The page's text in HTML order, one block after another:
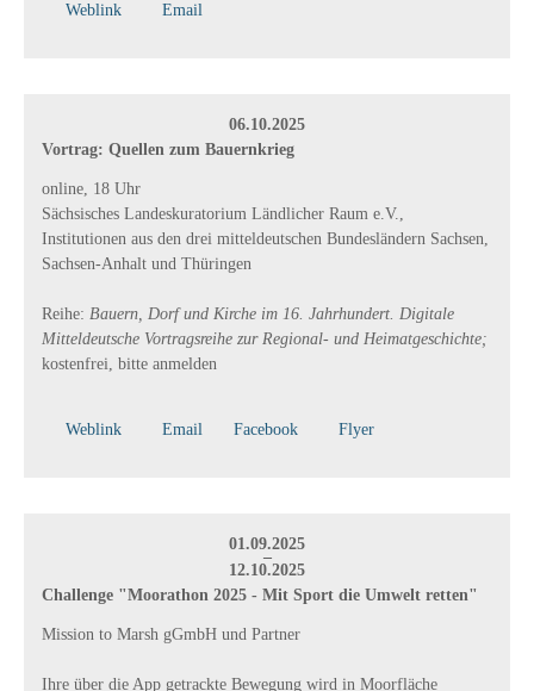
01.09.2025
–
12.10.2025
Challenge "Moorathon 2025 - Mit Sport die Umwelt retten"
Mission to Marsh gGmbH und Partner
Ihre über die App getrackte Bewegung wird in Moorfläche
Weblink Email
06.10.2025
Vortrag: Quellen zum Bauernkrieg
online, 18 Uhr
Sächsisches Landeskuratorium Ländlicher Raum e.V.,
Institutionen aus den drei mitteldeutschen Bundesländern Sachsen,
Sachsen-Anhalt und Thüringen
Reihe: Bauern, Dorf und Kirche im 16. Jahrhundert. Digitale
Mitteldeutsche Vortragsreihe zur Regional- und Heimatgeschichte;
kostenfrei, bitte anmelden
Weblink Email Facebook Flyer